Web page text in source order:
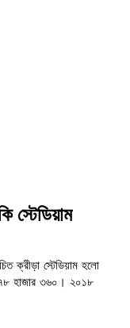
স্টেডিয়াম
ক্রীড়া স্টেডিয়াম হলো
৭৮ হাজার ৩৬০। ২০১৮